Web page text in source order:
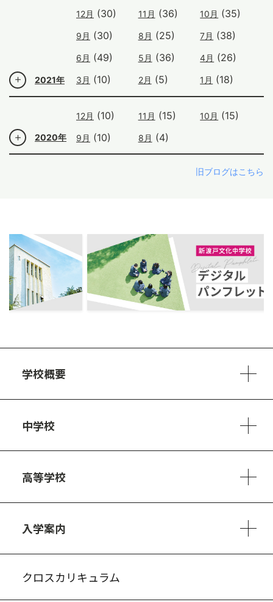
2021年
12月 (30) 11月 (36) 10月 (35)
9月 (30) 8月 (25) 7月 (38)
6月 (49) 5月 (36) 4月 (26)
3月 (10) 2月 (5) 1月 (18)
2020年
12月 (10) 11月 (15) 10月 (15)
9月 (10) 8月 (4)
旧ブログはこちら
学校概要
中学校
高等学校
入学案内
クロスカリキュラム